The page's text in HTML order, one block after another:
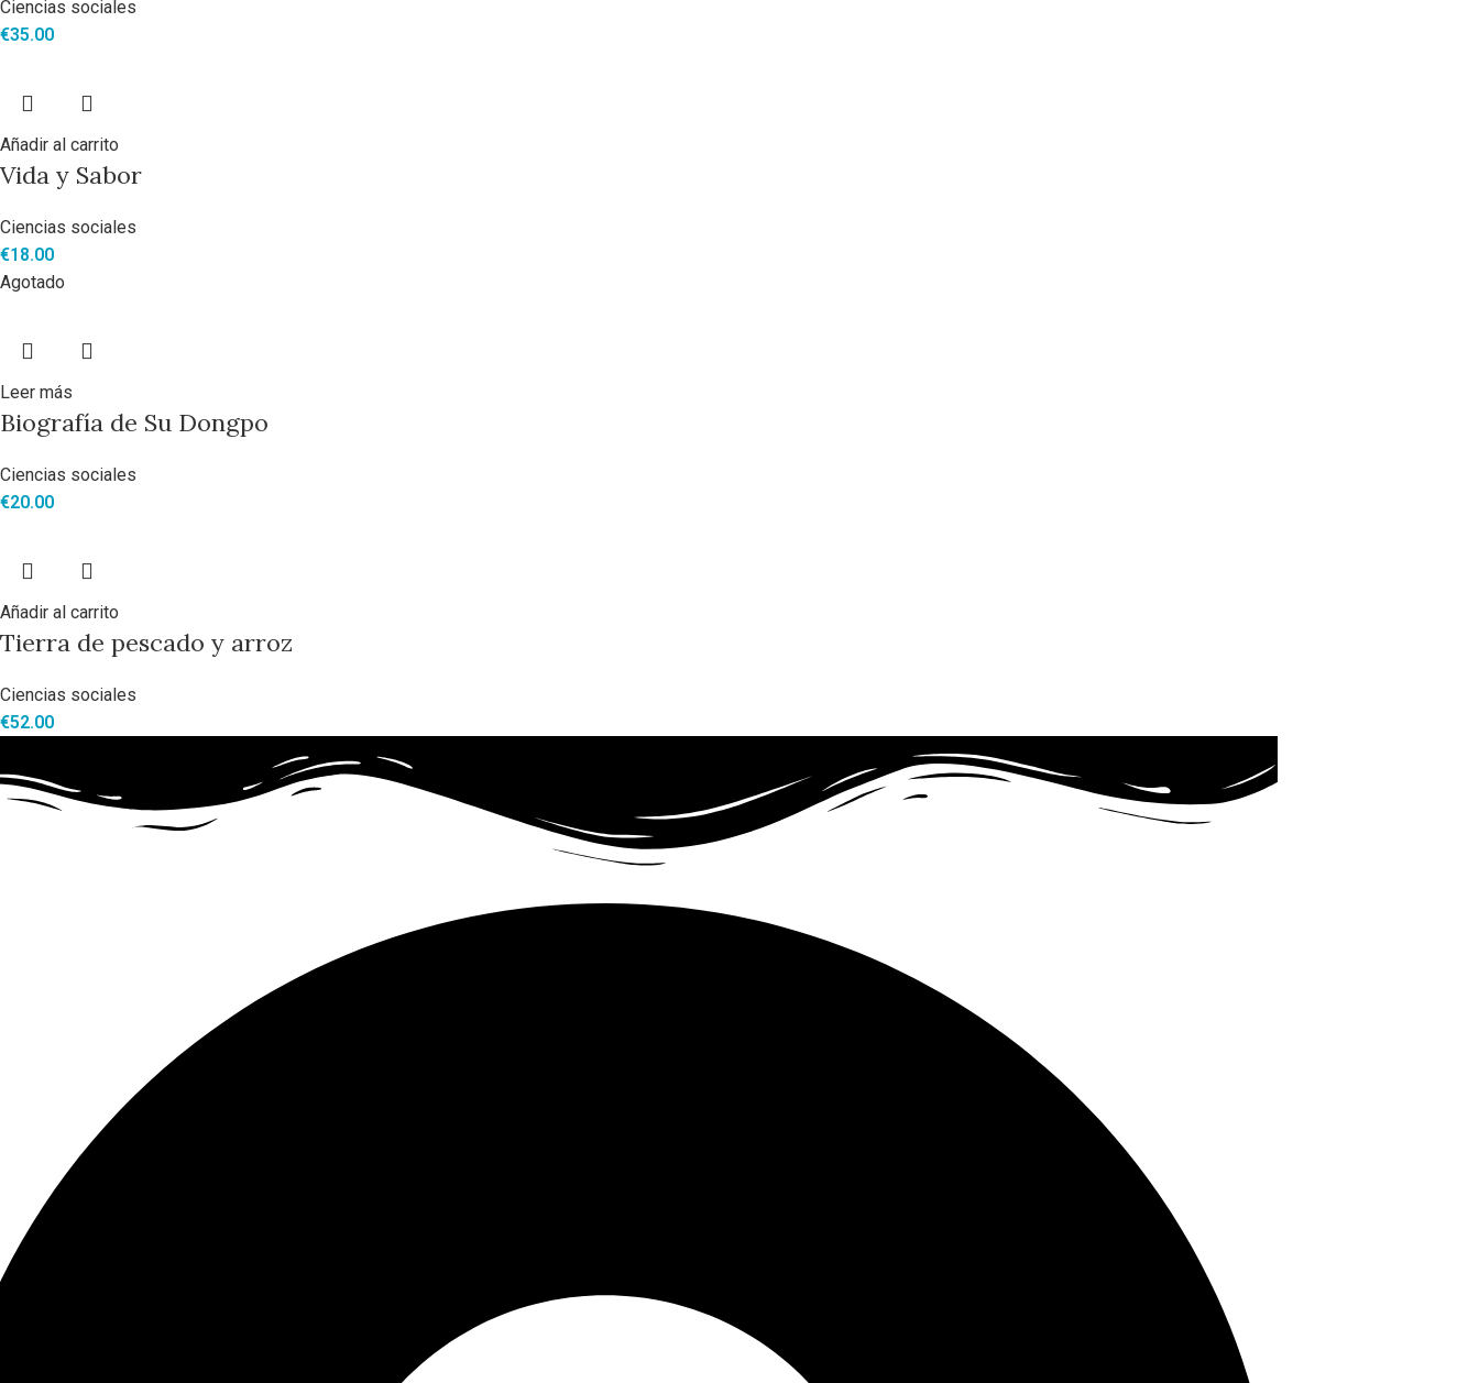
Ciencias sociales
€35.00
Añadir al carrito
Vida y Sabor
Ciencias sociales
€18.00
Agotado
Leer más
Biografía de Su Dongpo
Ciencias sociales
€20.00
Añadir al carrito
Tierra de pescado y arroz
Ciencias sociales
€52.00